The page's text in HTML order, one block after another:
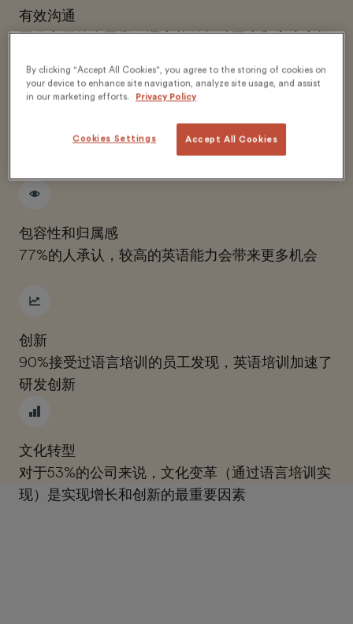
有效沟通
五分之四的人同意，语言能够打破同事和客户之间
人才保留
包容性和归属感
77%的人承认，较高的英语能力会带来更多机会
创新
90%接受过语言培训的员工发现，英语培训加速了
研发创新
文化转型
对于53%的公司来说，文化变革（通过语言培训实
现）是实现增长和创新的最重要因素
By clicking “Accept All Cookies”, you agree to the storing of cookies on
your device to enhance site navigation, analyze site usage, and assist
in our marketing efforts.
Privacy Policy
Accept All Cookies
Cookies Settings